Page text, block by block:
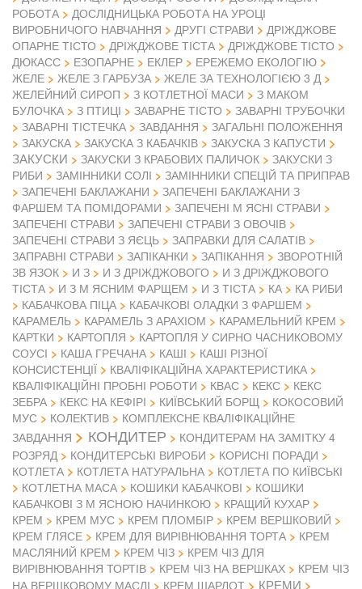
РОБОТА
ДОСЛІДНИЦЬКА РОБОТА НА УРОЦІ
ВИРОБНИЧОГО НАВЧАННЯ
ДРУГІ СТРАВИ
ДРІЖДЖОВЕ
ОПАРНЕ ТІСТО
ДРІЖДЖОВЕ ТІСТА
ДРІЖДЖОВЕ ТІСТО
ДЮКАСС
ЕЗОПАРНЕ ЕКЛЕР
ЕРЕЖЕМО ЕКОЛОГІЮ
ЖЕЛЕ
ЖЕЛЕ З ГАРБУЗА
ЖЕЛЕ ЗА ТЕХНОЛОГІЄЮ 3 Д
ЖЕЛЕЙНИЙ СИРОП
З КОТЛЕТНОЇ МАСИ
З МАКОМ
БУЛОЧКА
З ПТИЦІ ЗАВАРНЕ ТІСТО
ЗАВАРНІ ТРУБОЧКИ
ЗАВАРНІ ТІСТЕЧКА
ЗАВДАННЯ
ЗАГАЛЬНІ ПОЛОЖЕННЯ
ЗАКУСКА
ЗАКУСКА З КАБАЧКІВ ЗАКУСКА З КАПУСТИ
ЗАКУСКИ ЗАКУСКИ З КРАБОВИХ ПАЛИЧОК
ЗАКУСКИ З
РИБИ
ЗАМІННИКИ СОЛІ
ЗАМІННИКИ СПЕЦІЙ ТА ПРИПРАВ
ЗАПЕЧЕНІ БАКЛАЖАНИ
ЗАПЕЧЕНІ БАКЛАЖАНИ З
ФАРШЕМ ТА ПОМІДОРАМИ
ЗАПЕЧЕНІ М ЯСНІ СТРАВИ
ЗАПЕЧЕНІ СТРАВИ
ЗАПЕЧЕНІ СТРАВИ З ОВОЧІВ
ЗАПЕЧЕНІ СТРАВИ З ЯЄЦЬ
ЗАПРАВКИ ДЛЯ САЛАТІВ
ЗАПРАВНІ СТРАВИ
ЗАПІКАНКИ ЗАПІКАННЯ
ЗВОРОТНІЙ
ЗВ ЯЗОК
И З И З ДРІЖДЖОВОГО
И З ДРІЖДЖОВОГО
ТІСТА
И З М ЯСНИМ ФАРЩЕМ И З ТІСТА КА
КА РИБИ
КАБАЧКОВА ПІЦА
КАБАЧКОВІ ОЛАДКИ З ФАРШЕМ
КАРАМЕЛЬ
КАРАМЕЛЬ З АРАХІОМ
КАРАМЕЛЬНИЙ КРЕМ
КАРТКИ
КАРТОПЛЯ
КАРТОПЛЯ У СИРНО ЧАСНИКОВОМУ
СОУСІ
КАША ГРЕЧАНА КАШІ
КАШІ РІЗНОЇ
КОНСИСТЕНЦІЇ
КВАЛІФІКАЦІЙНА ХАРАКТЕРИСТИКА
КВАЛІФІКАЦІЙНІ ПРОБНІ РОБОТИ
КВАС КЕКС
КЕКС
ЗЕБРА
КЕКС НА КЕФІРІ КИЇВСЬКИЙ БОРЩ
КОКОСОВИЙ
МУС
КОЛЕКТИВ
КОМПЛЕКСНЕ КВАЛІФІКАЦІЙНЕ
ЗАВДАННЯ
КОНДИТЕР
КОНДИТЕРАМ НА ЗАМІТКУ 4
РОЗРЯД
КОНДИТЕРСЬКІ ВИРОБИ
КОРИСНІ ПОРАДИ
КОТЛЕТА
КОТЛЕТА НАТУРАЛЬНА
КОТЛЕТА ПО КИЇВСЬКІ
КОТЛЕТНА МАСА
КОШИКИ КАБАЧКОВІ
КОШИКИ
КАБАЧКОВІ З М ЯСНОЮ НАЧИНКОЮ
КРАЩИЙ КУХАР
КРЕМ
КРЕМ МУС КРЕМ ПЛОМБІР
КРЕМ ВЕРШКОВИЙ
КРЕМ ГЛЯСЕ
КРЕМ ДЛЯ ВИРІВНЮВАННЯ ТОРТА
КРЕМ
МАСЛЯНИЙ КРЕМ
КРЕМ ЧІЗ
КРЕМ ЧІЗ ДЛЯ
ВИРІВНЮВАННЯ ТОРТІВ
КРЕМ ЧІЗ НА ВЕРШКАХ
КРЕМ ЧІЗ
НА ВЕРШКОВОМУ МАСЛІ
КРЕМ ШАРЛОТ КРЕМИ